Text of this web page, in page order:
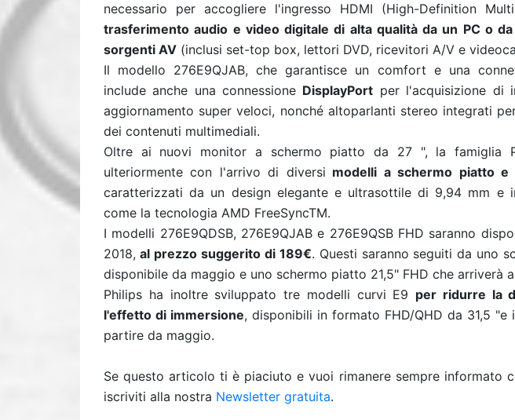
necessario per accogliere l'ingresso HDMI (High-Definition
trasferimento audio e video digitale di alta qualità da un PC o
sorgenti AV (inclusi set-top box, lettori DVD, ricevitori A/V e
Il modello 276E9QJAB, che garantisce un comfort e una
include anche una connessione DisplayPort per l'acquisizione di
aggiornamento super veloci, nonché altoparlanti stereo integrati
dei contenuti multimediali.
Oltre ai nuovi monitor a schermo piatto da 27 ", la famiglia
ulteriormente con l'arrivo di diversi modelli a schermo piatto
caratterizzati da un design elegante e ultrasottile di 9,94 mm e
come la tecnologia AMD FreeSyncTM.
I modelli 276E9QDSB, 276E9QJAB e 276E9QSB FHD saranno
2018, al prezzo suggerito di 189€. Questi saranno seguiti da uno
disponibile da maggio e uno schermo piatto 21,5" FHD che arriverà
Philips ha inoltre sviluppato tre modelli curvi E9 per ridurre la
l'effetto di immersione, disponibili in formato FHD/QHD da 31,5
partire da maggio.
Se questo articolo ti è piaciuto e vuoi rimanere sempre informato
iscriviti alla nostra Newsletter gratuita.